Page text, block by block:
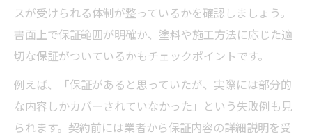
スが受けられる体制が整っているかを確認しましょう。
書面上で保証範囲が明確か、塗料や施工方法に応じた適
切な保証がついているかもチェックポイントです。
例えば、「保証があると思っていたが、実際には部分的
な内容しかカバーされていなかった」という失敗例も見
られます。契約前には業者から保証内容の詳細説明を受